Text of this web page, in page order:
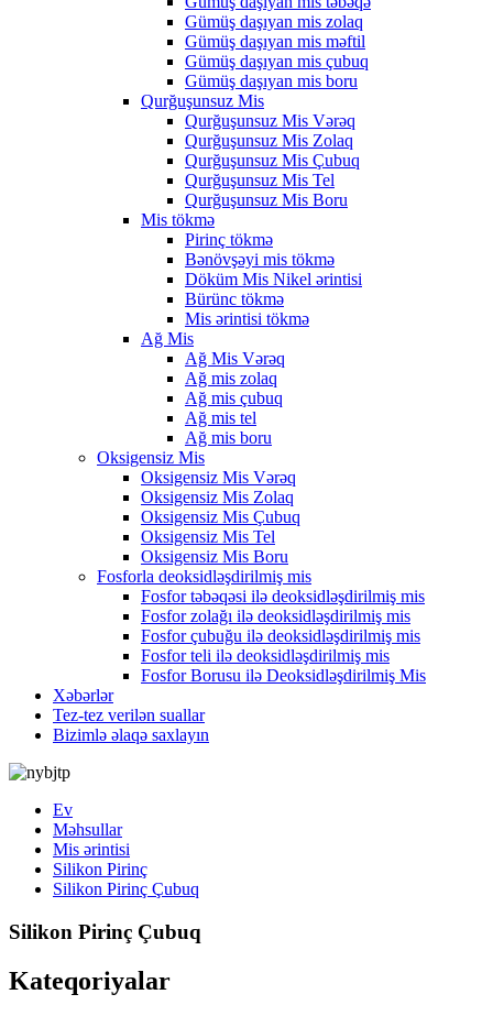
Gümüş daşıyan mis zolaq
Gümüş daşıyan mis məftil
Gümüş daşıyan mis çubuq
Gümüş daşıyan mis boru
Qurğuşunsuz Mis
Qurğuşunsuz Mis Vərəq
Qurğuşunsuz Mis Zolaq
Qurğuşunsuz Mis Çubuq
Qurğuşunsuz Mis Tel
Qurğuşunsuz Mis Boru
Mis tökmə
Pirinç tökmə
Bənövşəyi mis tökmə
Döküm Mis Nikel ərintisi
Bürünc tökmə
Mis ərintisi tökmə
Ağ Mis
Ağ Mis Vərəq
Ağ mis zolaq
Ağ mis çubuq
Ağ mis tel
Ağ mis boru
Oksigensiz Mis
Oksigensiz Mis Vərəq
Oksigensiz Mis Zolaq
Oksigensiz Mis Çubuq
Oksigensiz Mis Tel
Oksigensiz Mis Boru
Fosforla deoksidləşdirilmiş mis
Fosfor təbəqəsi ilə deoksidləşdirilmiş mis
Fosfor zolağı ilə deoksidləşdirilmiş mis
Fosfor çubuğu ilə deoksidləşdirilmiş mis
Fosfor teli ilə deoksidləşdirilmiş mis
Fosfor Borusu ilə Deoksidləşdirilmiş Mis
Xəbərlər
Tez-tez verilən suallar
Bizimlə əlaqə saxlayın
Ev
Məhsullar
Mis ərintisi
Silikon Pirinç
Silikon Pirinç Çubuq
Silikon Pirinç Çubuq
Kateqoriyalar